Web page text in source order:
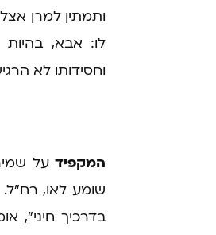
ותמתין למרן
לו: אבא, בהיות
וחסידותו לא
המקפיד על
שומע לאו,
בדרכיך חיני",